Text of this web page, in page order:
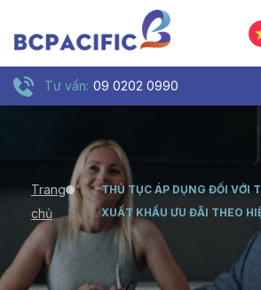
Tư vấn: 09 0202 0990
Trang
chủ
THỦ TỤC ÁP DỤNG ĐỐI VỚI
XUẤT KHẨU ƯU ĐÃI THEO